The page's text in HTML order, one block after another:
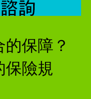
保障？
保險規